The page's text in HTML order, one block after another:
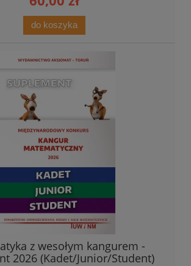
do koszyka
z wesołym kangurem -
2026 (Kadet/Junior/Student)